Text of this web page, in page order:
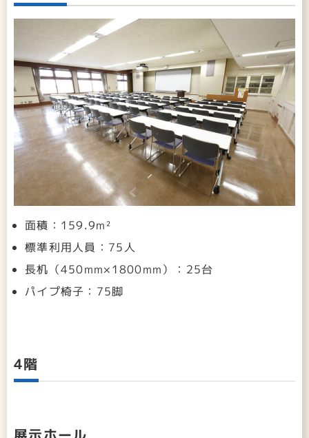
面積：159.9m²
標準利用人員：75人
長机（450mm×1800mm）：25台
パイプ椅子：75脚
4階